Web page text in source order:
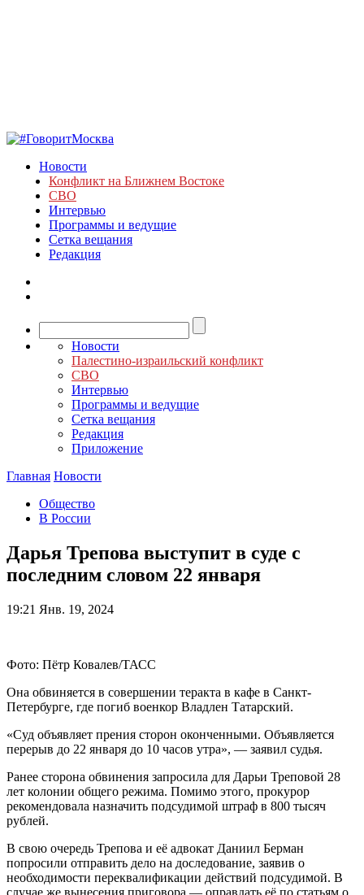
Новости
Конфликт на Ближнем Востоке
СВО
Интервью
Программы и ведущие
Сетка вещания
Редакция
Новости
Палестино-израильский конфликт
СВО
Интервью
Программы и ведущие
Сетка вещания
Редакция
Приложение
Главная Новости
Общество
В России
Дарья Трепова выступит в суде с
последним словом 22 января
19:21 Янв. 19, 2024
Фото: Пётр Ковалев/ТАСС
Она обвиняется в совершении теракта в кафе в Санкт-
Петербурге, где погиб военкор Владлен Татарский.
«Суд объявляет прения сторон оконченными. Объявляется
перерыв до 22 января до 10 часов утра», — заявил судья.
Ранее сторона обвинения запросила для Дарьи Треповой 28
лет колонии общего режима. Помимо этого, прокурор
рекомендовала назначить подсудимой штраф в 800 тысяч
рублей.
В свою очередь Трепова и её адвокат Даниил Берман
попросили отправить дело на доследование, заявив о
необходимости переквалификации действий подсудимой. В
случае же вынесения приговора — оправдать её по статьям о